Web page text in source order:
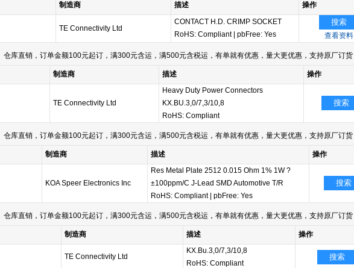
制造商 描述
操作
TE Connectivity Ltd
CONTACT H.D. CRIMP SOCKET
RoHS: Compliant pbFree: Yes
搜索
查看资料
仓库直销，订单金额100元起订，满300元含运，满500元含税运，有单就有优惠，量大更优惠，支持原厂订货
制造商 描述 操作
TE Connectivity Ltd
Heavy Duty Power Connectors
KX.BU.3,0/7,3/10,8
RoHS: Compliant
搜索
仓库直销，订单金额100元起订，满300元含运，满500元含税运，有单就有优惠，量大更优惠，支持原厂订货
制造商 描述 操作
KOA Speer Electronics Inc
Res Metal Plate 2512 0.015 Ohm 1% 1W ?
±100ppm/C J-Lead SMD Automotive T/R
RoHS: Compliant pbFree: Yes
搜索
仓库直销，订单金额100元起订，满300元含运，满500元含税运，有单就有优惠，量大更优惠，支持原厂订货
制造商 描述
操作
TE Connectivity Ltd
KX.Bu.3,0/7,3/10,8
RoHS: Compliant
搜索